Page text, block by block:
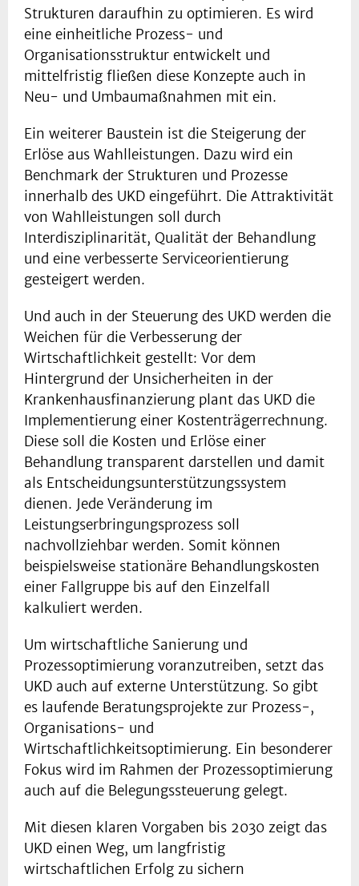
Strukturen daraufhin zu optimieren. Es wird
eine einheitliche Prozess- und
Organisationsstruktur entwickelt und
mittelfristig fließen diese Konzepte auch in
Neu- und Umbaumaßnahmen mit ein.
Ein weiterer Baustein ist die Steigerung der
Erlöse aus Wahlleistungen. Dazu wird ein
Benchmark der Strukturen und Prozesse
innerhalb des UKD eingeführt. Die Attraktivität
von Wahlleistungen soll durch
Interdisziplinarität, Qualität der Behandlung
und eine verbesserte Serviceorientierung
gesteigert werden.
Und auch in der Steuerung des UKD werden die
Weichen für die Verbesserung der
Wirtschaftlichkeit gestellt: Vor dem
Hintergrund der Unsicherheiten in der
Krankenhausfinanzierung plant das UKD die
Implementierung einer Kostenträgerrechnung.
Diese soll die Kosten und Erlöse einer
Behandlung transparent darstellen und damit
als Entscheidungsunterstützungssystem
dienen. Jede Veränderung im
Leistungserbringungsprozess soll
nachvollziehbar werden. Somit können
beispielsweise stationäre Behandlungskosten
einer Fallgruppe bis auf den Einzelfall
kalkuliert werden.
Um wirtschaftliche Sanierung und
Prozessoptimierung voranzutreiben, setzt das
UKD auch auf externe Unterstützung. So gibt
es laufende Beratungsprojekte zur Prozess-,
Organisations- und
Wirtschaftlichkeitsoptimierung. Ein besonderer
Fokus wird im Rahmen der Prozessoptimierung
auch auf die Belegungssteuerung gelegt.
Mit diesen klaren Vorgaben bis 2030 zeigt das
UKD einen Weg, um langfristig
wirtschaftlichen Erfolg zu sichern